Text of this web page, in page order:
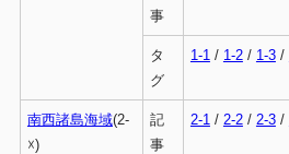
事
タ
グ
1-1 / 1-2/ 1-3/
南西諸島海域(2-
☓)
記
事
2-1 / 2-2/ 2-3/